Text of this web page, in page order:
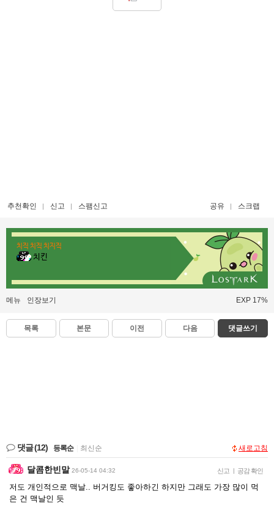
추천확인 신고 스팸신고 공유 스크랩
치직 치직 치지직
치킨
메뉴 인장보기 EXP 17%
목록 본문 이전 다음 댓글쓰기
댓글(12) 등록순 최신순 새로고침
달콤한빈말 26-05-14 04:32 신고 | 공감 확인
저도 개인적으로 맥날.. 버거킹도 좋아하긴 하지만 그래도 가장 많이 먹
은 건 맥날인 듯